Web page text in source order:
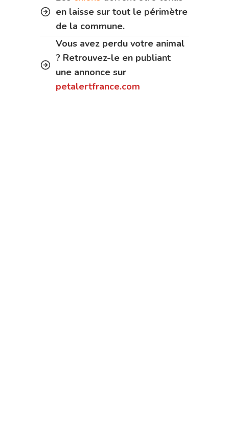
en laisse sur tout le périmètre
de la commune.
Vous avez perdu votre animal
? Retrouvez-le en publiant
une annonce sur
petalertfrance.com